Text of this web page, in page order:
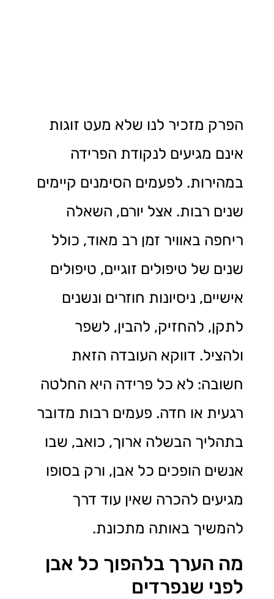
הפרק מזכיר לנו שלא מעט זוגות
אינם מגיעים לנקודת הפרידה
במהירות. לפעמים הסימנים קיימים
שנים רבות. אצל יורם, השאלה
ריחפה באוויר זמן רב מאוד, כולל
שנים של טיפולים זוגיים, טיפולים
אישיים, ניסיונות חוזרים ונשנים
לתקן, להחזיק, להבין, לשפר
ולהציל. דווקא העובדה הזאת
חשובה: לא כל פרידה היא החלטה
רגעית או חדה. פעמים רבות מדובר
בתהליך הבשלה ארוך, כואב, שבו
אנשים הופכים כל אבן, ורק בסופו
מגיעים להכרה שאין עוד דרך
להמשיך באותה מתכונת.
מה הערך בלהפוך כל אבן
לפני שנפרדים